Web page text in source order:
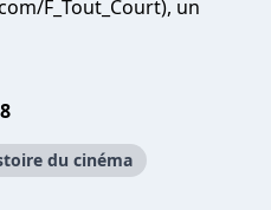
F_Tout_Court), un
du cinéma